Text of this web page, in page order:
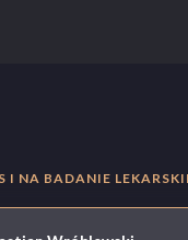
NA BADANIE